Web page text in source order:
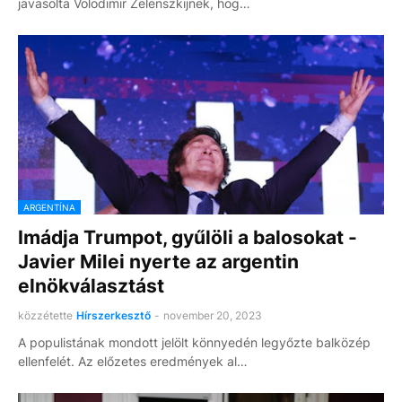
javasolta Volodimir Zelenszkijnek, hog…
ARGENTÍNA
Imádja Trumpot, gyűlöli a balosokat -
Javier Milei nyerte az argentin
elnökválasztást
közzétette Hírszerkesztő - november 20, 2023
A populistának mondott jelölt könnyedén legyőzte balközép
ellenfelét. Az előzetes eredmények al…